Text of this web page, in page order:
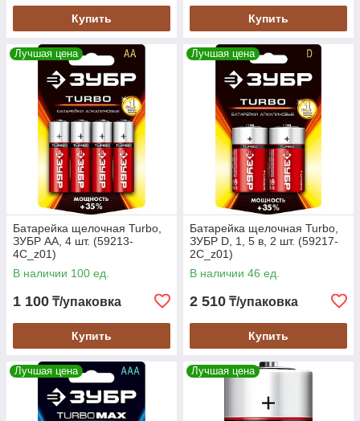
Купить Купить
Лучшая цена
Батарейка щелочная Turbo,
ЗУБР AA, 4 шт. (59213-
4C_z01)
В наличии 100 ед.
1 100 ₸/упаковка
Купить
Лучшая цена
Батарейка щелочная Turbo,
ЗУБР D, 1, 5 в, 2 шт. (59217-
2C_z01)
В наличии 46 ед.
2 510 ₸/упаковка
Купить
Лучшая цена Лучшая цена